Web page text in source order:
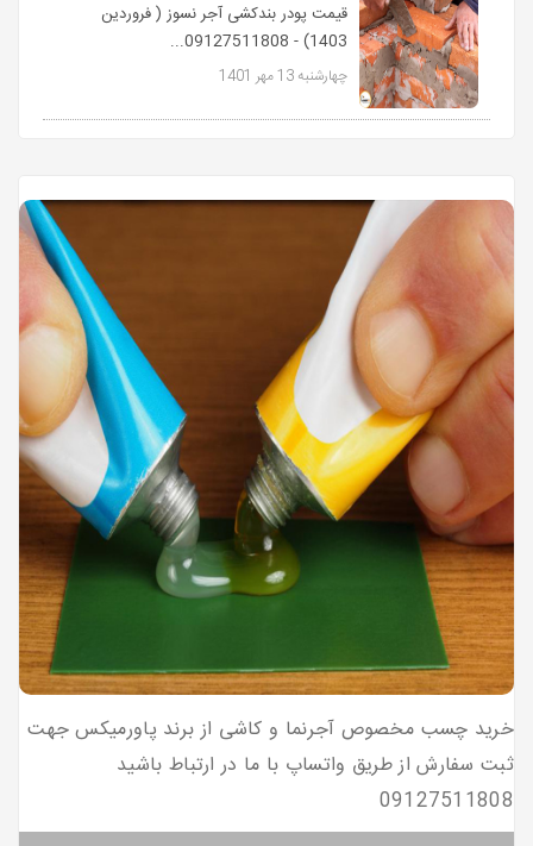
قیمت پودر بندکشی آجر نسوز ( فروردین
1403) - 09127511808...
چهارشنبه 13 مهر 1401
خرید چسب مخصوص آجرنما و کاشی از برند پاورمیکس جهت
ثبت سفارش از طریق واتساپ با ما در ارتباط باشید
09127511808